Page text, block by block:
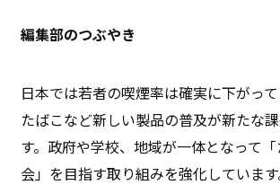
編集部のつぶやき
日本では若者の喫煙率は確実に下がっ
たばこなど新しい製品の普及が新たな
す。政府や学校、地域が一体となって
会」を目指す取り組みを強化しています